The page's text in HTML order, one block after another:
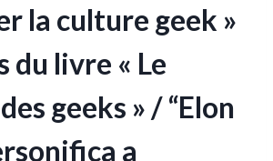
la culture geek »
du livre « Le
geeks » / “Elon
a